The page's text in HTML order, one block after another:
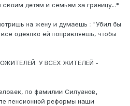
своим детям и семьям за границу...*
на жену и думаешь : "Убил бы
одеялко ей поправляешь, чтобы
У ВСЕХ ЖИТЕЛЕЙ -
по фамилии Силуанов,
пенсионной реформы наши